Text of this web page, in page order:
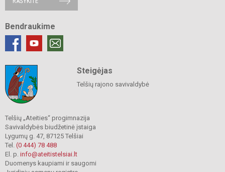
Bendraukime
Steigėjas
Telšių rajono savivaldybė
Telšių „Ateities“ progimnazija
Savivaldybės biudžetinė įstaiga
Lygumų g. 47, 87125 Telšiai
Tel. (0 444) 78 488
El. p. info@ateitistelsiai.lt
Duomenys kaupiami ir saugomi